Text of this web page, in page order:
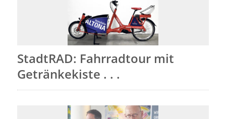
StadtRAD: Fahrradtour mit
Getränkekiste . . .